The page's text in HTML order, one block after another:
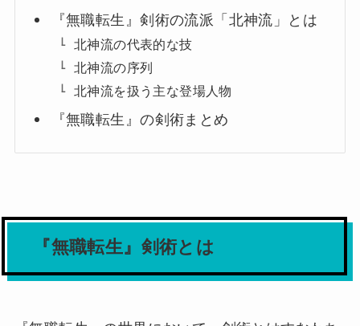
『無職転生』剣術の流派「北神流」とは
北神流の代表的な技
北神流の序列
北神流を扱う主な登場人物
『無職転生』の剣術まとめ
『無職転生』剣術とは